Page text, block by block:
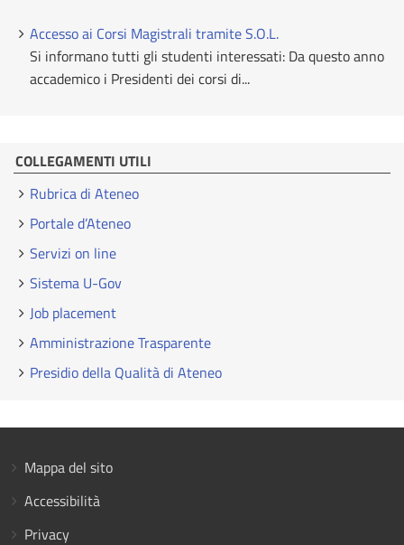
Accesso ai Corsi Magistrali tramite S.O.L.
Si informano tutti gli studenti interessati: Da questo anno
accademico i Presidenti dei corsi di...
COLLEGAMENTI UTILI
Rubrica di Ateneo
Portale d’Ateneo
Servizi on line
Sistema U-Gov
Job placement
Amministrazione Trasparente
Presidio della Qualità di Ateneo
Mappa del sito
Accessibilità
Privacy